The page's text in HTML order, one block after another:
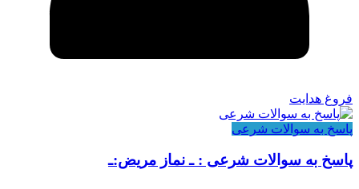
فروغ هدایت
پاسخ به سوالات شرعی
پاسخ به سوالات شرعی : ـ نماز مریض:ـ